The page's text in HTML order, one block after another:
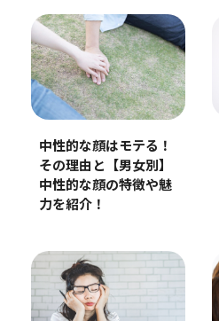
中性的な顔はモテる！
その理由と【男女別】
中性的な顔の特徴や魅
力を紹介！